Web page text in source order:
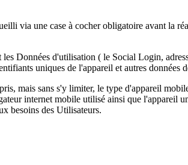
via une case à cocher obligatoire avant la
Données d'utilisation ( le Social Login,
uniques de l'appareil et autres données
mais sans s'y limiter, le type d'appareil
internet mobile utilisé ainsi que l'appareil
besoins des Utilisateurs.